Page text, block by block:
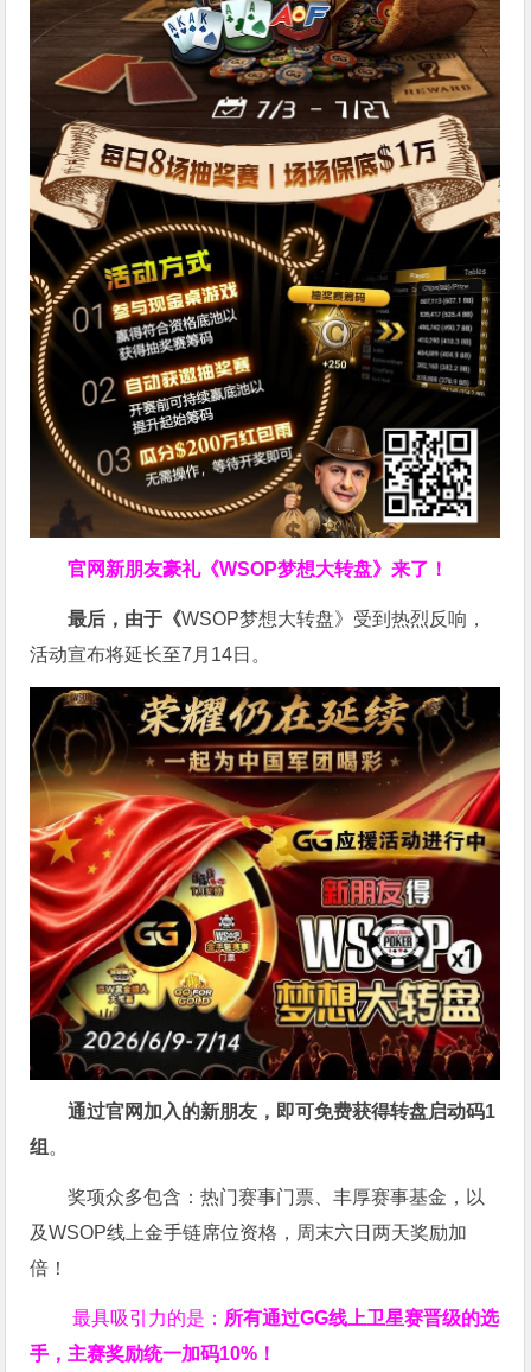
官网新朋友豪礼《WSOP梦想大转盘》来了！
最后，由于《WSOP梦想大转盘》受到热烈反响，
活动宣布将延长至7月14日。
通过官网加入的新朋友，即可免费获得转盘启动码1
组 。
奖项众多包含：热门赛事门票、丰厚赛事基金，以
及WSOP线上金手链席位资格， 周末六日两天奖励加
倍！
最具吸引力的是： 所有通过GG线上卫星赛晋级的选
手，主赛奖励统一加码10% ！